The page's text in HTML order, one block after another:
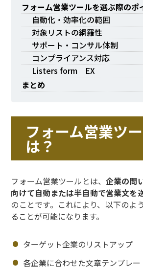
フォーム営業ツールを選ぶ際のポ
自動化・効率化の範囲
対象リストの網羅性
サポート・コンサル体制
コンプライアンス対応
Listers form EX
まとめ
フォーム営業ツ
は？
フォーム営業ツールとは、 企業の問
向けて自動または半自動で営業文を
のことです。これにより、以下のよ
ることが可能になります。
ターゲット企業のリストアップ
各企業に合わせた文章テンプレ